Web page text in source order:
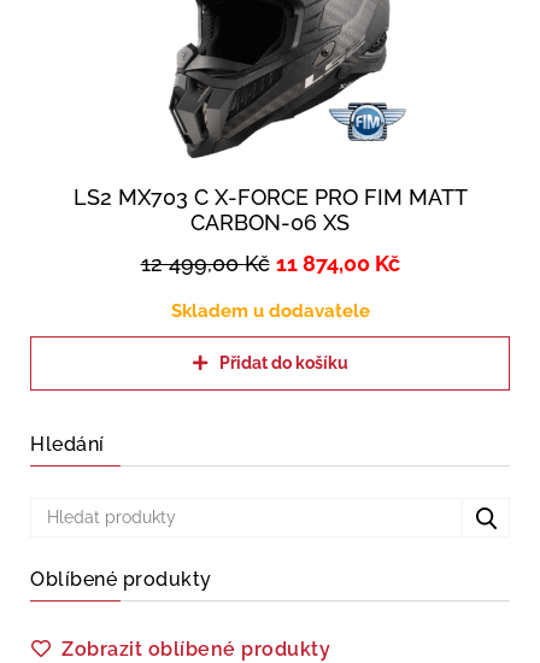
LS2 MX703 C X-FORCE PRO FIM MATT
CARBON-06 XS
12 499,00Kč 11 874,00 Kč
Skladem u dodavatele
Přidat do košíku
Hledání
Oblíbené produkty
Zobrazit oblíbené produkty